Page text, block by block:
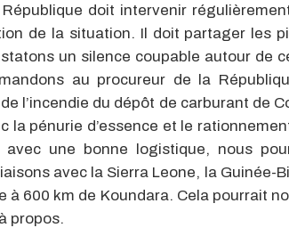
doit intervenir
de la situation. Il doit partager les
un silence coupable autour de
au procureur de la
l’incendie du dépôt de carburant de
la pénurie d’essence et le
une bonne logistique, nous
avec la Sierra Leone, la Guinée-
à 600 km de Koundara. Cela pourrait
propos.